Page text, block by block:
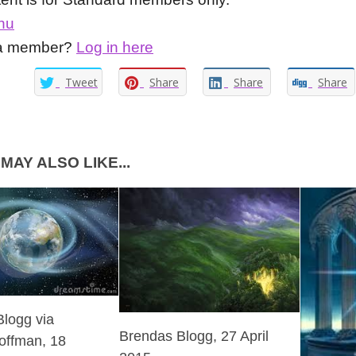
member? Log in here
Tweet Share Share Share
ALSO LIKE...
via
18
Brendas Blogg, 27 April